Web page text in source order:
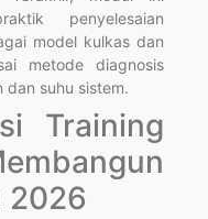
penyelesaian
model kulkas dan
metode diagnosis
suhu sistem.
Training
2026